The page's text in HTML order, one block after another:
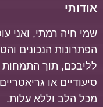
אודותי
הפתרונות הנכונים
לליבכם, תוך
סיעודיים או
מכל הלב וללא עלות.